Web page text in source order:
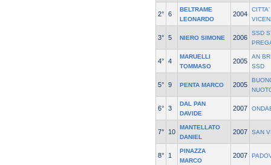
2° 6
BELTRAME
LEONARDO
2004
3° 5 NIERO SIMONE 2006
SSD
4° 4
MARUELLI
TOMMASO
2005
AN
SSD
5° 9 PENTA MARCO 2005
6° 3
DAL PAN
DAVIDE
2007
7° 10
MANTELLATO
DANIEL
2007 SAN
8° 1
PINAZZA
MARCO
2007